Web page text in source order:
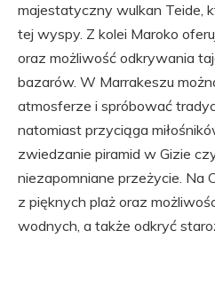
majestatyczny wulkan Teide,
tej wyspy. Z kolei Maroko
oraz możliwość odkrywania
bazarów. W Marrakeszu
atmosferze i spróbować
natomiast przyciąga
zwiedzanie piramid w Gizie
niezapomniane przeżycie. Na
z pięknych plaż oraz
wodnych, a także odkryć